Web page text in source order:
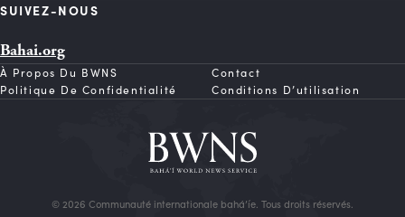
SUIVEZ-NOUS
Bahai.org
À Propos Du BWNS
Contact
Politique De Confidentialité
Conditions D’utilisation
© 2026 Communauté internationale bahá’íe. Tous droits réservés.